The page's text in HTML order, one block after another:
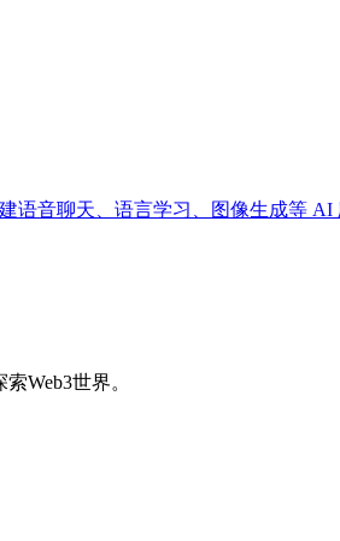
语音聊天、语言学习、图像生成等 AI
Web3世界。